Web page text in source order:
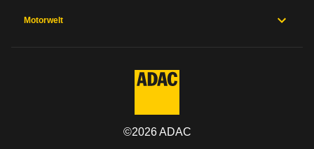
Motorwelt
©2026ADAC